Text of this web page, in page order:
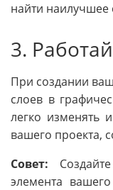
найти
3.
При создании
слоев в
легко изменять
вашего проекта,
Совет:
элемента